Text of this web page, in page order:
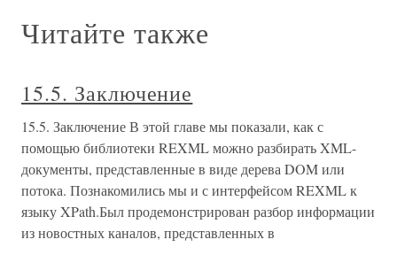
Читайте также
15.5. Заключение
15.5. Заключение В этой главе мы показали, как с
помощью библиотеки REXML можно разбирать XML-
документы, представленные в виде дерева DOM или
потока. Познакомились мы и с интерфейсом REXML к
языку XPath.Был продемонстрирован разбор информации
из новостных каналов, представленных в